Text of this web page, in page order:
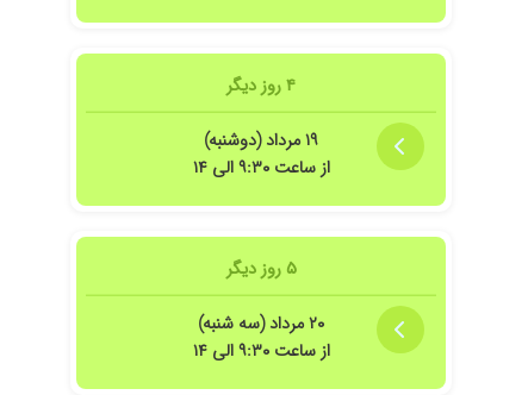
۴ روز دیگر
۱۹ مرداد (دوشنبه)
از ساعت ۹:۳۰ الی ۱۴
۵ روز دیگر
۲۰ مرداد (سه شنبه)
از ساعت ۹:۳۰ الی ۱۴